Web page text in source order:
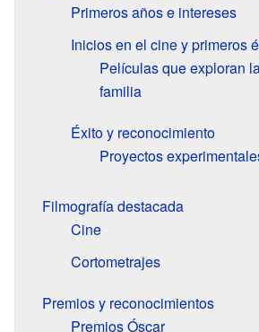
Primeros años e intereses
Inicios en el cine y primeros
Películas que exploran
familia
Éxito y reconocimiento
Proyectos
Filmografía destacada
Cine
Cortometrajes
Premios y reconocimientos
Premios Óscar